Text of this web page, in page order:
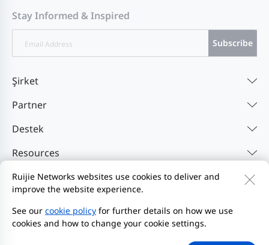
Stay Informed & Inspired
Subscribe
Şirket
Partner
Destek
Resources
Bize Ulaşın Feedback
Gizlilik Politikası
Web Sitesi Kullanıcı Sözleşmesi'ni
Privacy Inquiries
Bildirim Başlat
Site Haritası
Ruijie Networks websites use cookies to deliver and
improve the website experience.
See our cookie policy for further details on how we use
cookies and how to change your cookie settings.